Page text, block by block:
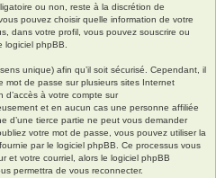
ou non, reste à la discrétion de
pouvez choisir quelle information de votre
dans votre profil, vous pouvez souscrire ou
logiciel phpBB.
unique) afin qu’il soit sécurisé. Cependant, il
mot de passe sur plusieurs sites Internet
d’accès à votre compte sur
et en aucun cas une personne affiliée
d’une tierce partie ne peut vous demander
votre mot de passe, vous pouvez utiliser la
par le logiciel phpBB. Ce processus vous
et votre courriel, alors le logiciel phpBB
permettra de vous reconnecter.